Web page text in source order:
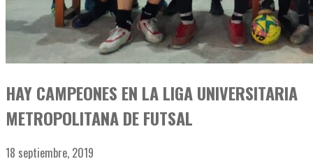
HAY CAMPEONES EN LA LIGA UNIVERSITARIA
METROPOLITANA DE FUTSAL
18 septiembre, 2019